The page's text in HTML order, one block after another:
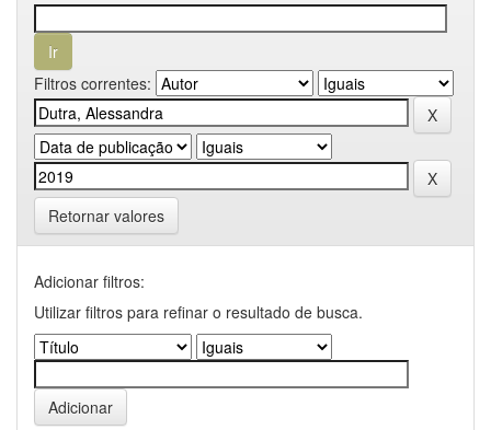
Filtros correntes:
Retornar valores
Adicionar filtros:
Utilizar filtros para refinar o resultado de busca.